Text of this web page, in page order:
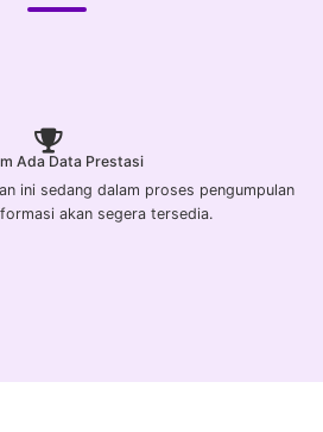
Ada Data Prestasi
ini sedang dalam proses pengumpulan
akan segera tersedia.